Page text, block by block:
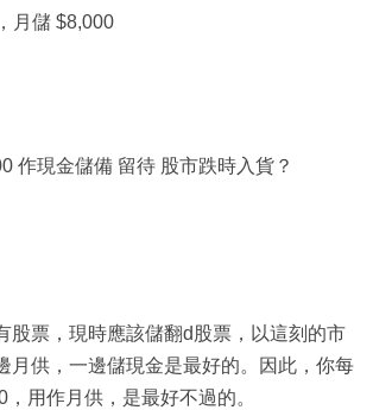
月儲 $8,000
作現金儲備 留待 股市跌時入貨？
股票，現時應該儲翻d股票，以這刻的市
月供，一邊儲現金是最好的。因此，你每
用作月供，是最好不過的。